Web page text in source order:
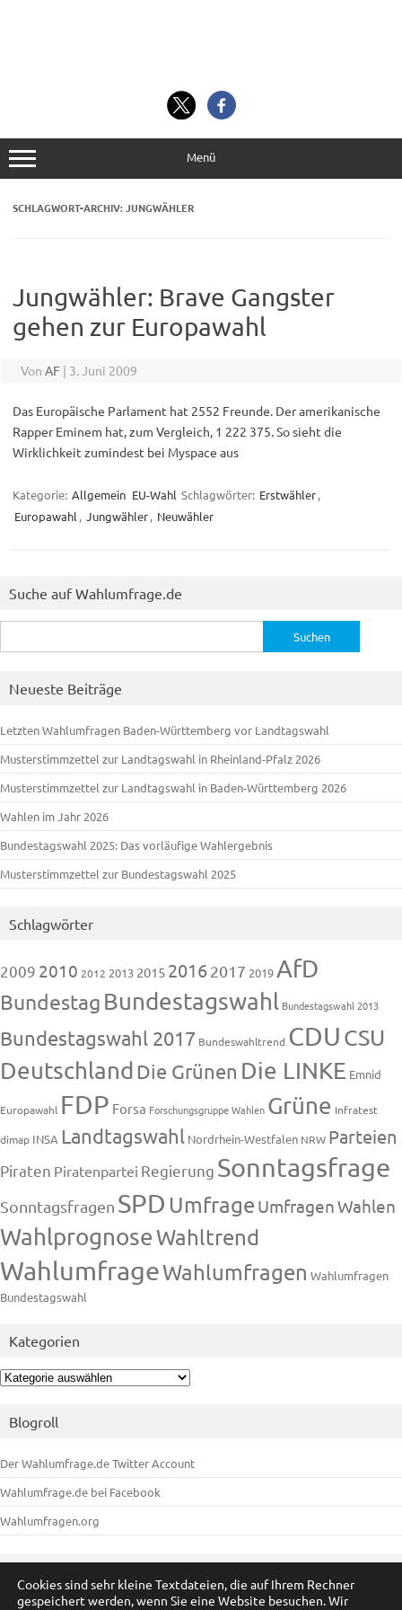
Menü
SCHLAGWORT-ARCHIV:JUNGWÄHLER
Jungwähler: Brave Gangster
gehen zur Europawahl
Von AF | 3. Juni 2009
Das Europäische Parlament hat 2552 Freunde. Der amerikanische
Rapper Eminem hat, zum Vergleich, 1 222 375. So sieht die
Wirklichkeit zumindest bei Myspace aus
Kategorie: Allgemein EU-Wahl Schlagwörter: Erstwähler,
Europawahl , Jungwähler, Neuwähler
Suche auf Wahlumfrage.de
nach:
Neueste Beiträge
Letzten Wahlumfragen Baden-Württemberg vor Landtagswahl
Musterstimmzettel zur Landtagswahl in Rheinland-Pfalz 2026
Musterstimmzettel zur Landtagswahl in Baden-Württemberg 2026
Wahlen im Jahr 2026
Bundestagswahl 2025: Das vorläufige Wahlergebnis
Musterstimmzettel zur Bundestagswahl 2025
Schlagwörter
2009 2010 2012 2013 2015 20162017 2019AfD
Bundestag Bundestagswahl Bundestagswahl 2013
Bundestagswahl 2017 Bundeswahltrend CDUCSU
Deutschland Die Grünen Die LINKE Emnid
Europawahl FDP Forsa Forschungsgruppe Wahlen Grüne Infratest
dimap INSA Landtagswahl Nordrhein-Westfalen NRW Parteien
Piraten Piratenpartei Regierung Sonntagsfrage
Sonntagsfragen SPD Umfrage UmfragenWahlen
WahlprognoseWahltrend
WahlumfrageWahlumfragen Wahlumfragen
Bundestagswahl
Kategorien
Kategorien
Blogroll
Der Wahlumfrage.de Twitter Account
Wahlumfrage.de bei Facebook
Wahlumfragen.org
Cookies sind sehr kleine Textdateien, die auf Ihrem Rechner
gespeichert werden, wenn Sie eine Website besuchen. Wir